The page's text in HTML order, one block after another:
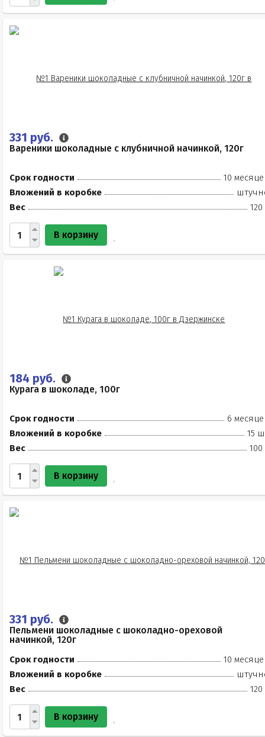
331 руб.
Вареники шоколадные с клубничной начинкой, 120г
Срок годности
10
Вложений в коробке
Вес
120
В корзину
184 руб.
Курага в шоколаде, 100г
Срок годности
6
Вложений в коробке
15
Вес
100
В корзину
331 руб.
Пельмени шоколадные с шоколадно-ореховой
начинкой, 120г
Срок годности
10
Вложений в коробке
Вес
120
В корзину